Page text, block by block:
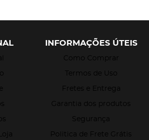
INFORMAÇÕES ÚTEIS
Como Comprar
Termos de Uso
Fretes e Entrega
Garantia dos produtos
Segurança
Politica de Frete Grátis